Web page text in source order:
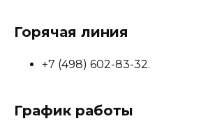
Горячая линия
+7 (498) 602-83-32.
График работы